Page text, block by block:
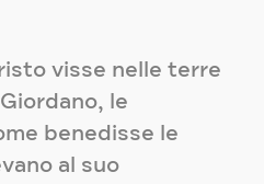
visse nelle terre
le
benedisse le
al suo